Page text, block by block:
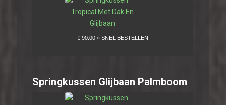
Springkussen Glijbaan Palmboom